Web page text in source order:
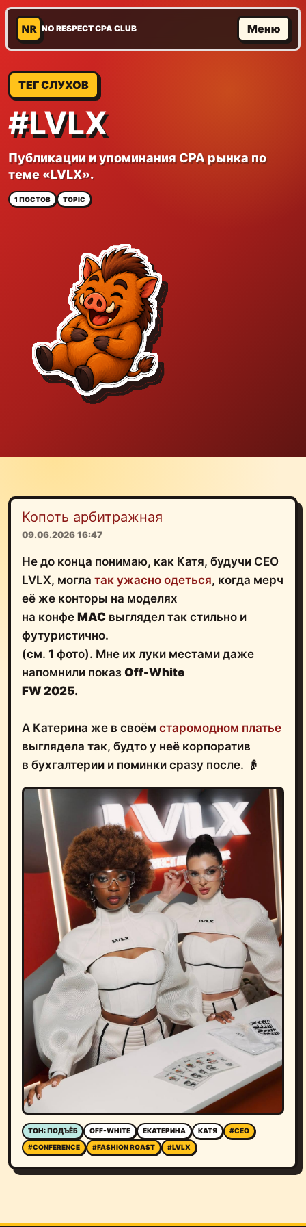
NR NO RESPECT CPA CLUB Меню
ТЕГ СЛУХОВ
#LVLX
Публикации и упоминания CPA рынка по
теме «LVLX».
1 ПОСТОВ TOPIC
Копоть арбитражная
09.06.2026 16:47
Не до конца понимаю, как Катя, будучи CEO
LVLX, могла так ужасно одеться, когда мерч
её же конторы на моделях
на конфе MAC выглядел так стильно и
футуристично.
(см. 1 фото). Мне их луки местами даже
напомнили показ Off-White
FW 2025.
А Катерина же в своём старомодном платье
выглядела так, будто у неё корпоратив
в бухгалтерии и поминки сразу после. 👴
ТОН: ПОДЪЁБ OFF-WHITE ЕКАТЕРИНА КАТЯ
#CEO
#CONFERENCE
#FASHION ROAST #LVLX